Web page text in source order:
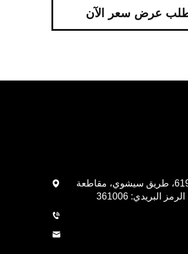
عرض سعر الآن
الوحدة 201 باء، رقم 619، طريق سيشوي، مقاطعة
البريدي: 361006